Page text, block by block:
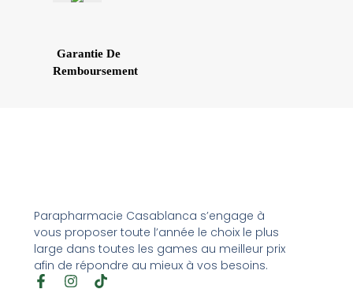
Garantie De
Remboursement
Parapharmacie Casablanca s’engage à
vous proposer toute l’année le choix le plus
large dans toutes les games au meilleur prix
afin de répondre au mieux à vos besoins.